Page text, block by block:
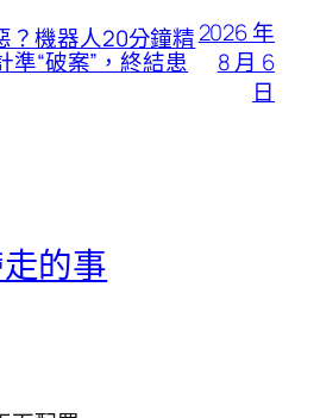
？機器人20分鐘精
準“破案”，終結患
2026 年
8 月 6
日
的事